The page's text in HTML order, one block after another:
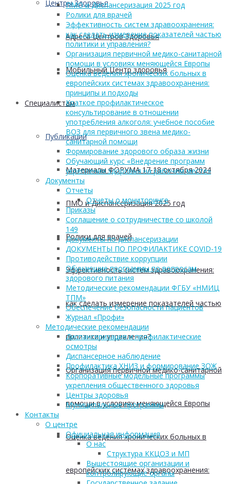
Центры Здоровья
Адреса Центров Здоровья
Мобильный Центр здоровья
Cпециалистам
Публикации
Материалы ФОРУМА 17-18 октября 2024
ПМО и Диспансеризация 2025 год
Ролики для врачей
Эффективность систем здравоохранения:
как сделать измерение показателей частью
политики и управления?
Организация первичной медико-санитарной
помощи в условиях меняющейся Европы
Оценка ведения хронических больных в
европейских системах здравоохранения:
ПМО и Диспансеризация 2025 год
Ролики для врачей
Эффективность систем здравоохранения:
как сделать измерение показателей частью
политики и управления?
Организация первичной медико-санитарной
помощи в условиях меняющейся Европы
Оценка ведения хронических больных в
европейских системах здравоохранения:
принципы и подходы
Краткое профилактическое
консультирование в отношении
употребления алкоголя: учебное пособие
ВОЗ для первичного звена медико-
санитарной помощи
Формирование здорового образа жизни
Обучающий курс «Внедрение программ
укрепления здоровья на рабочем месте»
Документы
Отчеты
Отчеты о мониторинге
Приказы
Соглашение о сотрудничестве со школой
149
Документы по диспансеризации
ДОКУМЕНТЫ ПО ПРОФИЛАКТИКЕ COVID-19
Противодействие коррупции
Обучающие программы по вопросам
здорового питания
Методические рекомендации ФГБУ «НМИЦ
ТПМ»
Обеспечение безопасности пациентов
Журнал «Профи»
Методические рекомендации
Диспансеризация и профилактические
осмотры
Диспансерное наблюдение
Профилактика ХНИЗ и формирование ЗОЖ
Корпоративные модельные программы
укрепления общественного здоровья
Центры здоровья
Муниципальные программы
Контакты
О центре
Официальная информация
О нас
Структура ККЦОЗ и МП
Вышестоящие организации и
контролирующие органы